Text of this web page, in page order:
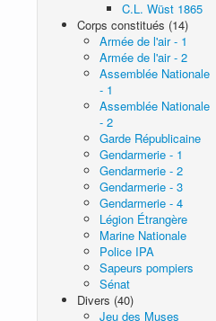
C.L. Wüst 1865
Corps constitués (14)
Armée de l'air - 1
Armée de l'air - 2
Assemblée Nationale
- 1
Assemblée Nationale
- 2
Garde Républicaine
Gendarmerie - 1
Gendarmerie - 2
Gendarmerie - 3
Gendarmerie - 4
Légion Étrangère
Marine Nationale
Police IPA
Sapeurs pompiers
Sénat
Divers (40)
Jeu des Muses